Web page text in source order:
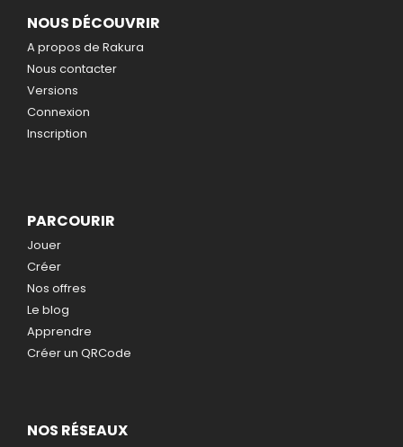
NOUS DÉCOUVRIR
A propos de Rakura
Nous contacter
Versions
Connexion
Inscription
PARCOURIR
Jouer
Créer
Nos offres
Le blog
Apprendre
Créer un QRCode
NOS RÉSEAUX